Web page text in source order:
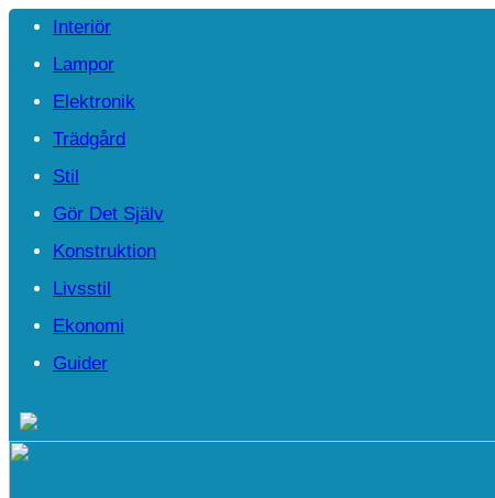
Interiör
Lampor
Elektronik
Trädgård
Stil
Gör Det Själv
Konstruktion
Livsstil
Ekonomi
Guider